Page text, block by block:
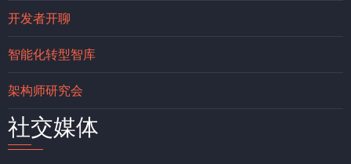
开发者开聊
智能化转型智库
架构师研究会
社交媒体